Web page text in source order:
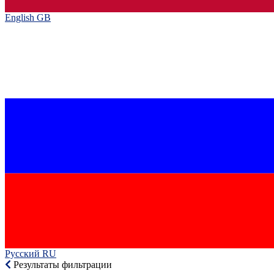
English GB‎
Русский RU‎
Результаты фильтрации